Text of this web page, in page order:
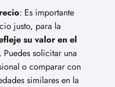
: Es importante
justo, para la
su valor en el
. Puedes solicitar una
o comparar con
similares en la